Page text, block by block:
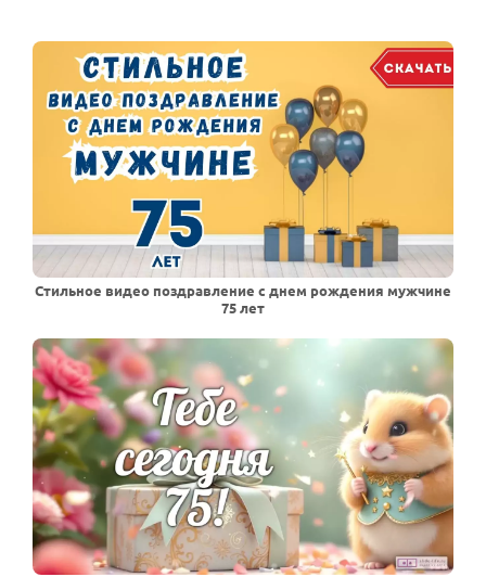
Стильное видео поздравление с днем рождения мужчине
75 лет